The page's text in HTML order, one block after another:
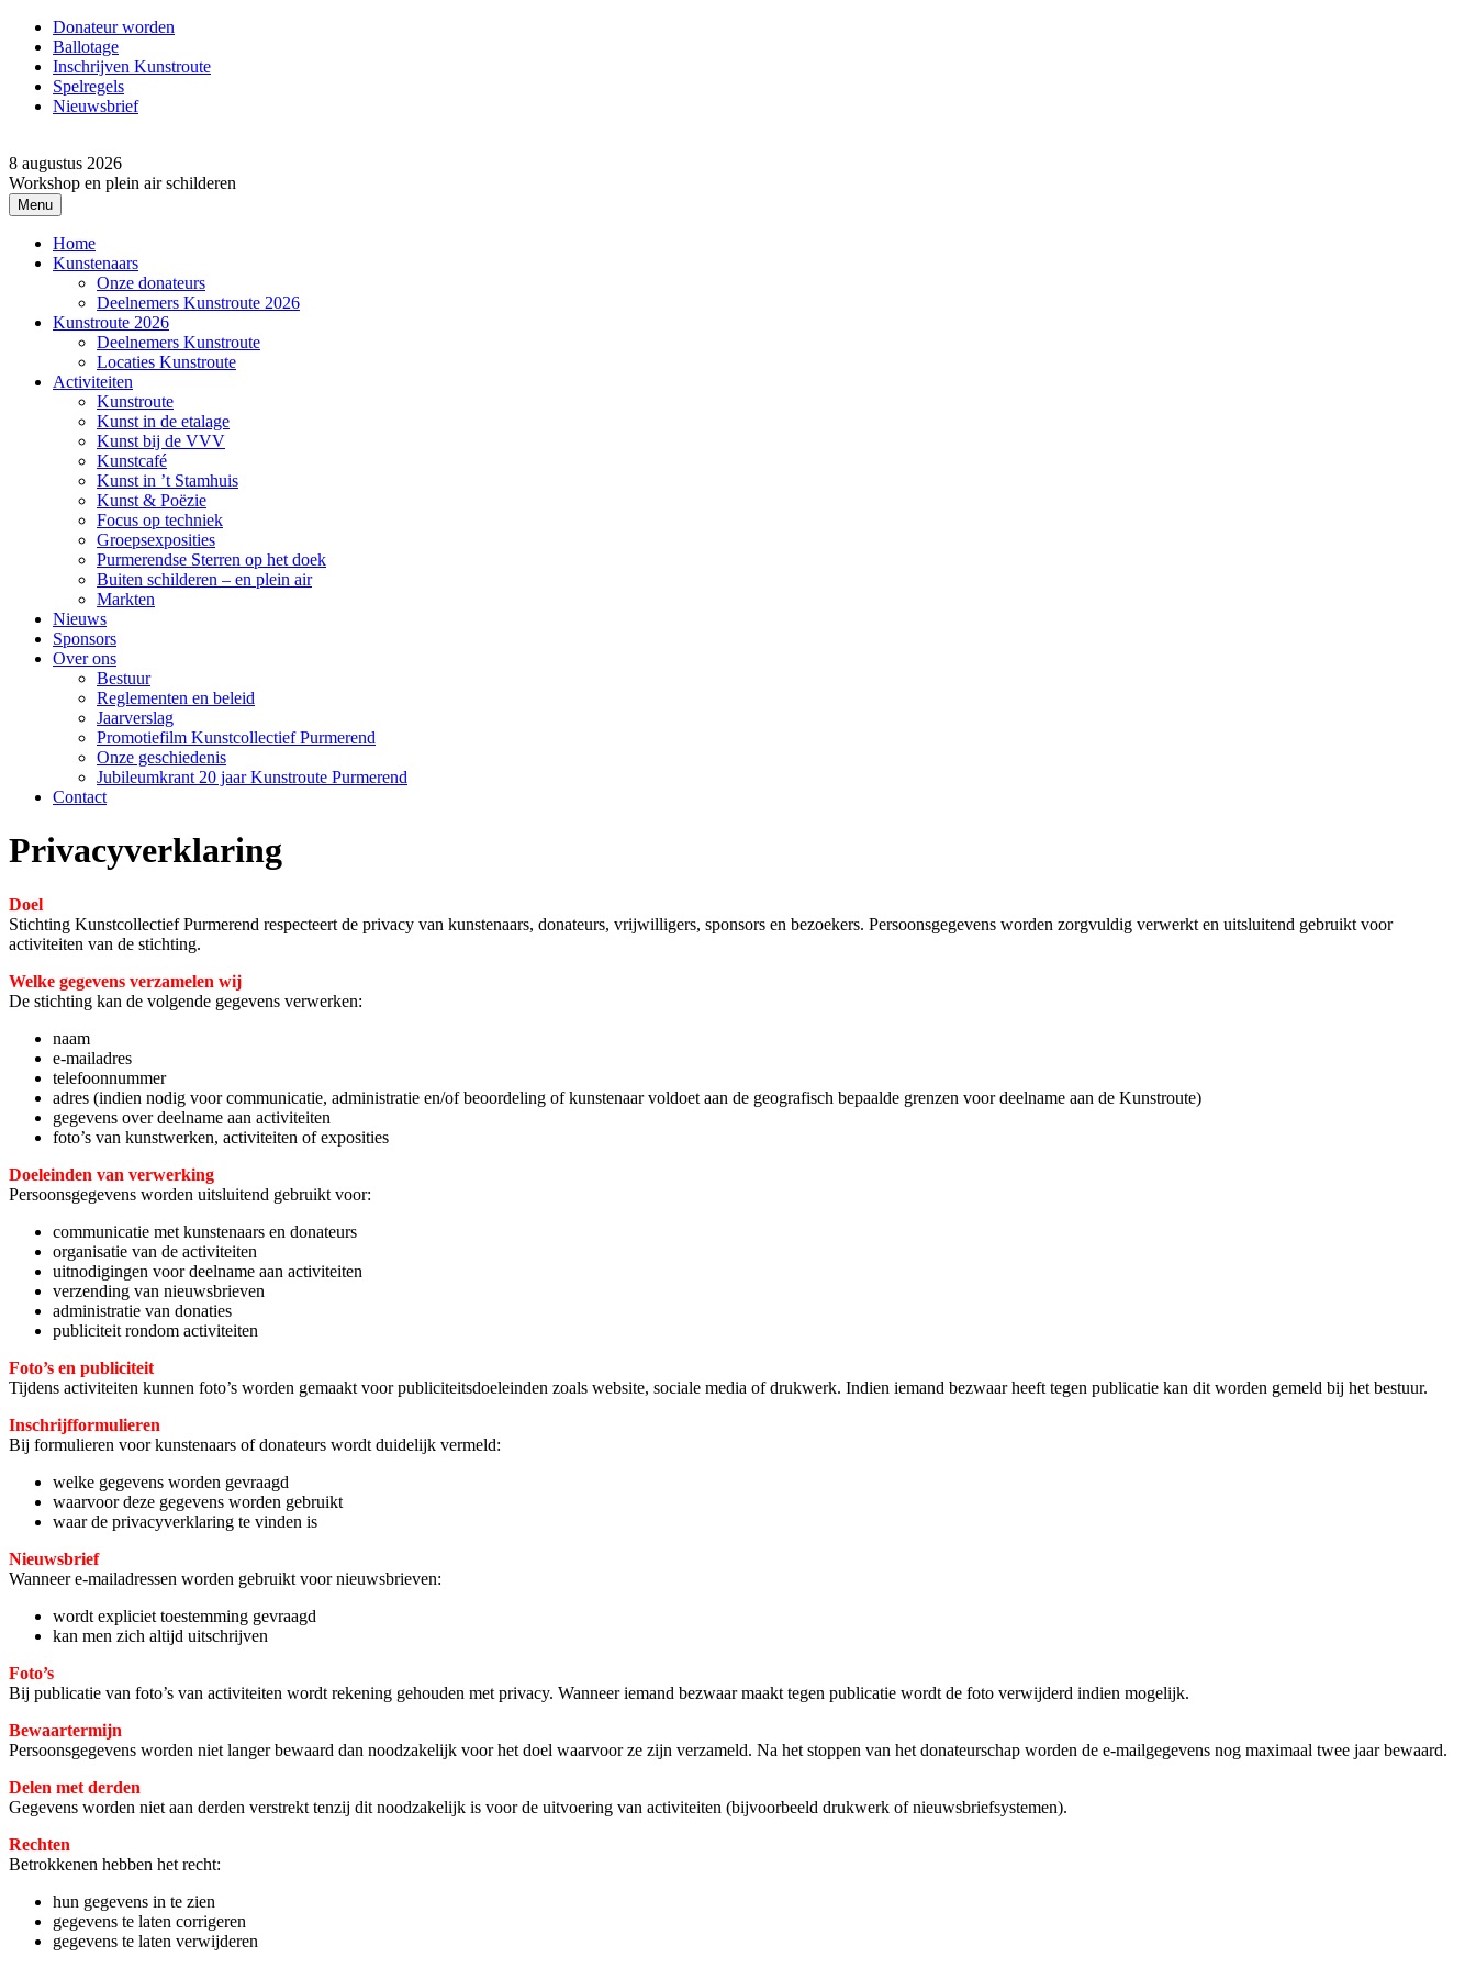
Donateur worden
Ballotage
Inschrijven Kunstroute
Spelregels
Nieuwsbrief
8 augustus 2026
Workshop en plein air schilderen
Menu
Home
Kunstenaars
Onze donateurs
Deelnemers Kunstroute 2026
Kunstroute 2026
Deelnemers Kunstroute
Locaties Kunstroute
Activiteiten
Kunstroute
Kunst in de etalage
Kunst bij de VVV
Kunstcafé
Kunst in ’t Stamhuis
Kunst & Poëzie
Focus op techniek
Groepsexposities
Purmerendse Sterren op het doek
Buiten schilderen – en plein air
Markten
Nieuws
Sponsors
Over ons
Bestuur
Reglementen en beleid
Jaarverslag
Promotiefilm Kunstcollectief Purmerend
Onze geschiedenis
Jubileumkrant 20 jaar Kunstroute Purmerend
Contact
Privacyverklaring
Doel
Stichting Kunstcollectief Purmerend respecteert de privacy van kunstenaars, donateurs, vrijwilligers, sponsors en bezoekers. Persoonsgegevens worden zorgvuldig verwerkt en uitsluitend gebruikt voor
activiteiten van de stichting.
Welke gegevens verzamelen wij
De stichting kan de volgende gegevens verwerken:
naam
e-mailadres
telefoonnummer
adres (indien nodig voor communicatie, administratie en/of beoordeling of kunstenaar voldoet aan de geografisch bepaalde grenzen voor deelname aan de Kunstroute)
gegevens over deelname aan activiteiten
foto’s van kunstwerken, activiteiten of exposities
Doeleinden van verwerking
Persoonsgegevens worden uitsluitend gebruikt voor:
communicatie met kunstenaars en donateurs
organisatie van de activiteiten
uitnodigingen voor deelname aan activiteiten
verzending van nieuwsbrieven
administratie van donaties
publiciteit rondom activiteiten
Foto’s en publiciteit
Tijdens activiteiten kunnen foto’s worden gemaakt voor publiciteitsdoeleinden zoals website, sociale media of drukwerk. Indien iemand bezwaar heeft tegen publicatie kan dit worden gemeld bij het bestuur.
Inschrijfformulieren
Bij formulieren voor kunstenaars of donateurs wordt duidelijk vermeld:
welke gegevens worden gevraagd
waarvoor deze gegevens worden gebruikt
waar de privacyverklaring te vinden is
Nieuwsbrief
Wanneer e-mailadressen worden gebruikt voor nieuwsbrieven:
wordt expliciet toestemming gevraagd
kan men zich altijd uitschrijven
Foto’s
Bij publicatie van foto’s van activiteiten wordt rekening gehouden met privacy. Wanneer iemand bezwaar maakt tegen publicatie wordt de foto verwijderd indien mogelijk.
Bewaartermijn
Persoonsgegevens worden niet langer bewaard dan noodzakelijk voor het doel waarvoor ze zijn verzameld. Na het stoppen van het donateurschap worden de e-mailgegevens nog maximaal twee jaar bewaard.
Delen met derden
Gegevens worden niet aan derden verstrekt tenzij dit noodzakelijk is voor de uitvoering van activiteiten (bijvoorbeeld drukwerk of nieuwsbriefsystemen).
Rechten
Betrokkenen hebben het recht:
hun gegevens in te zien
gegevens te laten corrigeren
gegevens te laten verwijderen